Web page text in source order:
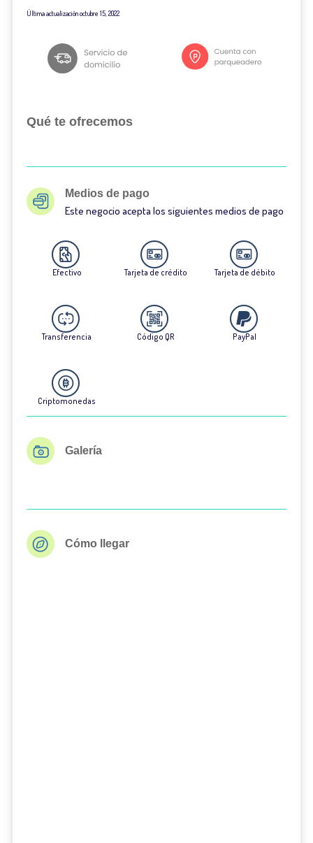
Última actualizaciónoctubre 15, 2022
Qué te ofrecemos
Medios de pago
Este negocio acepta los siguientes medios de pago
Efectivo Tarjeta de crédito Tarjeta de débito
Transferencia Código QR PayPal
Criptomonedas
Galería
Cómo llegar